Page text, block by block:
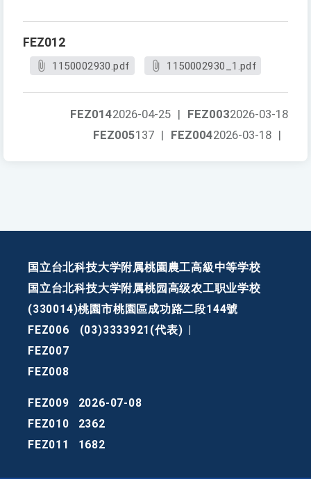
FEZ012
1150002930.pdf 1150002930_1.pdf
FEZ0032026-03-18
FEZ0142026-04-25 |
FEZ0042026-03-18 |
FEZ005137 |
国立台北科技大学附属桃園農工高級中等学校
国立台北科技大学附属桃园高级农工职业学校
(330014)桃園市桃園區成功路二段144號
FEZ006
(03)3333921(代表)
FEZ007
FEZ008
FEZ009
2026-07-08
FEZ010
2362
FEZ011
1682